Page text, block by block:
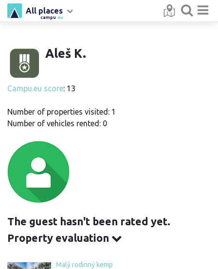
campu .eu
All places
Aleš K.
Campu.eu score: 13
Number of properties visited: 1
Number of vehicles rented: 0
The guest hasn't been rated yet.
Property evaluation
Malý rodinný kemp